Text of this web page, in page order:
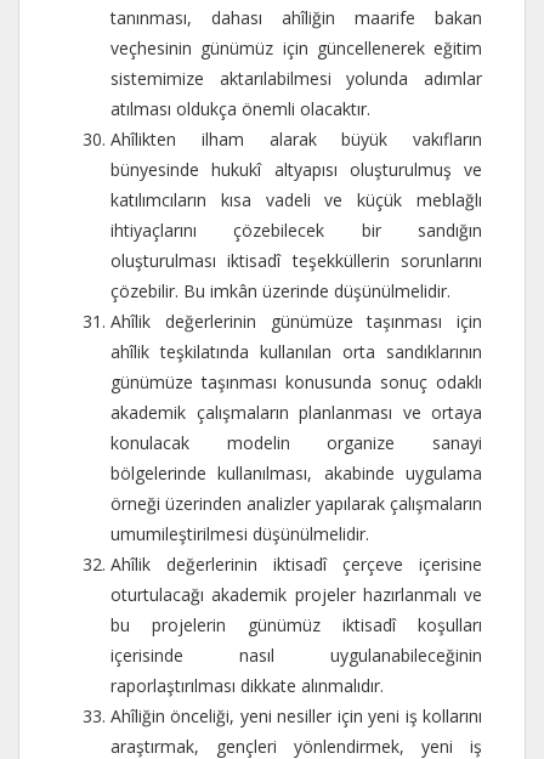
tanınması, dahası ahîliğin maarife bakan
veçhesinin günümüz için güncellenerek eğitim
sistemimize aktarılabilmesi yolunda adımlar
atılması oldukça önemli olacaktır.
Ahîlikten ilham alarak büyük vakıfların
bünyesinde hukukî altyapısı oluşturulmuş ve
katılımcıların kısa vadeli ve küçük meblağlı
ihtiyaçlarını çözebilecek bir sandığın
oluşturulması iktisadî teşekküllerin sorunlarını
çözebilir. Bu imkân üzerinde düşünülmelidir.
Ahîlik değerlerinin günümüze taşınması için
ahîlik teşkilatında kullanılan orta sandıklarının
günümüze taşınması konusunda sonuç odaklı
akademik çalışmaların planlanması ve ortaya
konulacak modelin organize sanayi
bölgelerinde kullanılması, akabinde uygulama
örneği üzerinden analizler yapılarak çalışmaların
umumileştirilmesi düşünülmelidir.
Ahîlik değerlerinin iktisadî çerçeve içerisine
oturtulacağı akademik projeler hazırlanmalı ve
bu projelerin günümüz iktisadî koşulları
içerisinde nasıl uygulanabileceğinin
raporlaştırılması dikkate alınmalıdır.
Ahîliğin önceliği, yeni nesiller için yeni iş kollarını
araştırmak, gençleri yönlendirmek, yeni iş